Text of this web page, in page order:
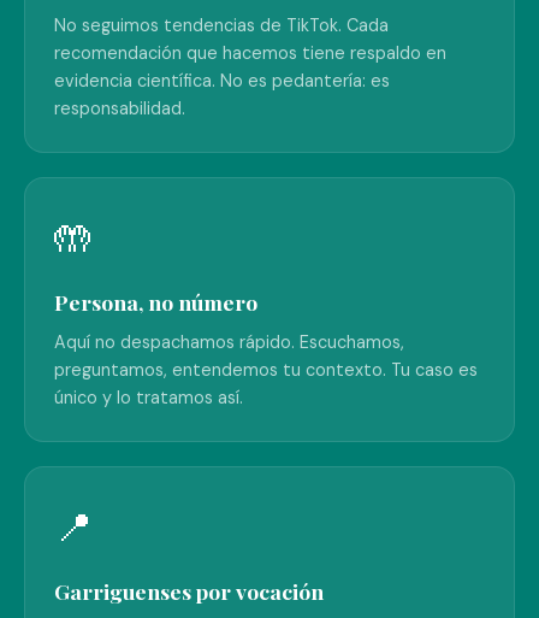
No seguimos tendencias de TikTok. Cada
recomendación que hacemos tiene respaldo en
evidencia científica. No es pedantería: es
responsabilidad.
🤲
Persona, no número
Aquí no despachamos rápido. Escuchamos,
preguntamos, entendemos tu contexto. Tu caso es
único y lo tratamos así.
📍
Garriguenses por vocación